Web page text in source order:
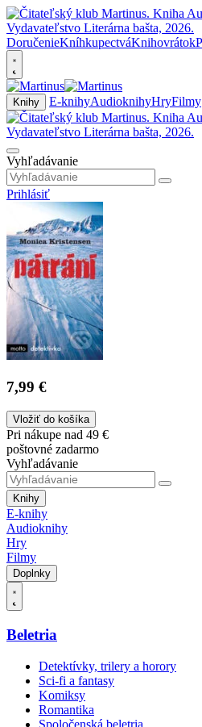
DoručenieKníhkupectváKnihovrátok
Knihy E-knihyAudioknihyHryFilmy
Vyhľadávanie
Prihlásiť
7,99 €
Vložiť do košíka
Pri nákupe nad 49 €
poštovné zadarmo
Vyhľadávanie
Knihy
E-knihy
Audioknihy
Hry
Filmy
Doplnky
Beletria
Detektívky, trilery a horory
Sci-fi a fantasy
Komiksy
Romantika
Spoločenská beletria